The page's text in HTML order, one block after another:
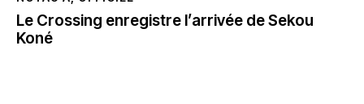
Le Crossing enregistre l’arrivée de Sekou
Koné